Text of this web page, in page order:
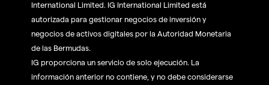
International Limited. IG International Limited está
autorizada para gestionar negocios de inversión y
negocios de activos digitales por la Autoridad Monetaria
de las Bermudas.
IG proporciona un servicio de solo ejecución. La
información anterior no contiene, y no debe considerarse